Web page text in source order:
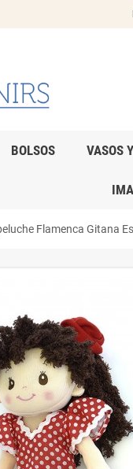
BOLSOS VASOS
Flamenca Gitana